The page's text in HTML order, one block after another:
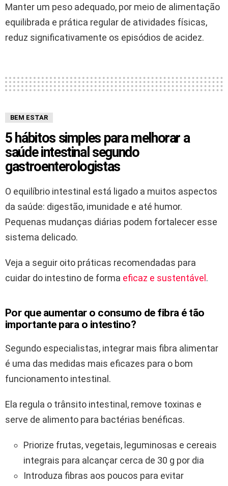
Manter um peso adequado, por meio de alimentação
equilibrada e prática regular de atividades físicas,
reduz significativamente os episódios de acidez.
BEM ESTAR
5 hábitos simples para melhorar a
saúde intestinal segundo
gastroenterologistas
O equilíbrio intestinal está ligado a muitos aspectos
da saúde: digestão, imunidade e até humor.
Pequenas mudanças diárias podem fortalecer esse
sistema delicado.
Veja a seguir oito práticas recomendadas para
cuidar do intestino de forma eficaz e sustentável .
Por que aumentar o consumo de fibraé tão
importante para o intestino?
Segundo especialistas, integrar mais fibra alimentar
é uma das medidas mais eficazes para o bom
funcionamento intestinal.
Ela regula o trânsito intestinal, remove toxinas e
serve de alimento para bactérias benéficas.
Priorize frutas, vegetais, leguminosas e cereais
integrais para alcançar cerca de 30 g por dia
Introduza fibras aos poucos para evitar